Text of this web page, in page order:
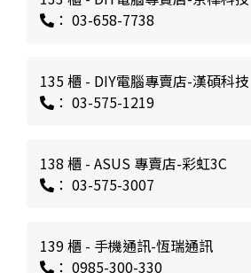
： 03-658-7738
135 櫃 - DIY電腦專賣店-漢碩科技
： 03-575-1219
138 櫃 - ASUS 專賣店-彩虹3C
： 03-575-3007
139 櫃 - 手機通訊-恆瑞通訊
： 0985-300-330